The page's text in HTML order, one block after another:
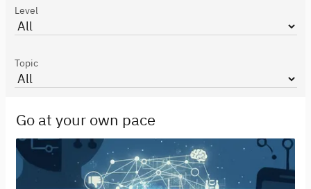
Level
Topic
Go at your own pace